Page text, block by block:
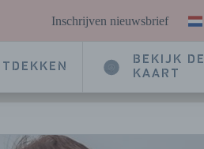
Inschrijven nieuwsbrief
BEKIJK DE
KAART